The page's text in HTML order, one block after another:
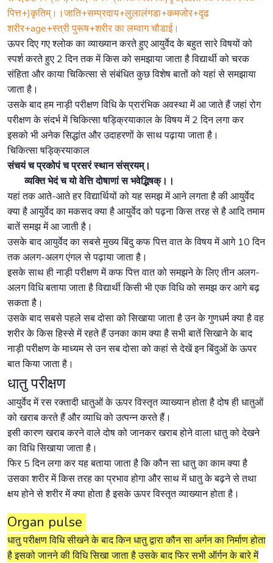
पित्त+)कृतिम्।।जाति+सम्प्रदाय+लुलालंगडा+कमजोर+दृढ
शरीर+age+स्त्री पुरूष+शरीर का लम्वाग चौडाई।
ऊपर दिए गए श्लोक का व्याख्यान करते हुए आयुर्वेद के बहुत सारे विषयों को
स्पर्श करते हुए 2 दिन तक में किस को समझाया जाता है विद्यार्थी को चरक
संहिता और काया चिकित्सा से संबंधित कुछ विशेष बातों को यहां से समझाया
जाता है।
उसके बाद हम नाड़ी परीक्षण विधि के प्रारंभिक अवस्था में आ जाते हैं जहां रोग
परीक्षण के संदर्भ में चिकित्सा षड्क्रियाकाल के विषय में 2 दिन लगा कर
इसको भी अनेक सिद्धांत और उदाहरणों के साथ पढ़ाया जाता है।
चिकित्सा षड्क्रियाकाल
संचयं च प्रकोपं च प्रसरं स्थान संस्रयम्।
व्यक्ति भेदं च यो वेत्ति दोषाणां स भवेद्भिषक्।।
यहां तक आते-आते हर विद्यार्थियों को यह समझ में आने लगता है की आयुर्वेद
क्या है आयुर्वेद का मकसद क्या है आयुर्वेद को पढ़ना किस तरह से है आदि तमाम
बातें समझ में आ जाती है।
उसके बाद आयुर्वेद का सबसे मुख्य बिंदु कफ पित्त वात के विषय में आगे 10 दिन
तक अलग-अलग एंगल से पढ़ाया जाता है।
इसके साथ ही नाड़ी परीक्षण में कफ पित्त वात को समझने के लिए तीन अलग-
अलग विधि बताया जाता है विद्यार्थी किसी भी एक विधि को समझ कर आगे बढ़
सकता है।
उसके बाद सबसे पहले सब दोसा को सिखाया जाता है उन के गुणधर्म क्या है वह
शरीर के किस हिस्से में रहते हैं उनका काम क्या है सभी बातें सिखाने के बाद
नाड़ी परीक्षण के माध्यम से उन सब दोसा को कहां से देखें इन बिंदुओं के ऊपर
बात किया जाता है।
धातु परीक्षण
आयुर्वेद में रस रक्तादी धातुओं के ऊपर विस्तृत व्याख्यान होता है दोष ही धातुओं
को खराब करते हैं और व्याधि को उत्पन्न करते हैं।
इसी कारण खराब करने वाले दोष को जानकर खराब होने वाला धातु को देखने
का विधि सिखाया जाता है।
फिर 5 दिन लगा कर यह बताया जाता है कि कौन सा धातु का काम क्या है
उसका शरीर में किस तरह का प्रभाव होगा और साथ में धातु के बढ़ने से तथा
क्षय होने से शरीर में क्या होता है इसके ऊपर विस्तृत व्याख्यान होता है।
Organ pulse
धातु परीक्षण विधि सीखने के बाद किन धातु द्वारा कौन सा अर्गन का निर्माण होता
है इसको जानने की विधि सिखा जाता है उसके बाद फिर सभी ऑर्गन के बारे में